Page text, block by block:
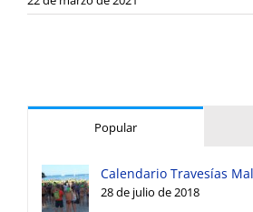
Popular
Calendario Travesías
28 de julio de 2018